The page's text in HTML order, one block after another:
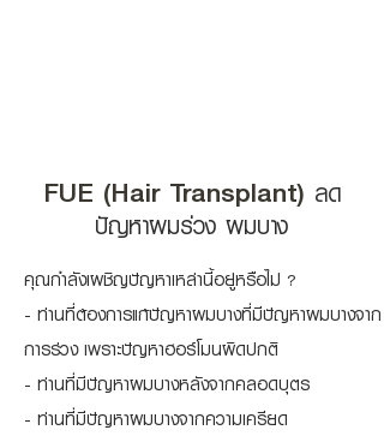
FUE (Hair Transplant) ลด
ปัญหาผมร่วง ผมบาง
คุณกำลังเผชิญปัญหาเหล่านี้อยู่หรือไม่ ?
- ท่านที่ต้องการแก้ปัญหาผมบางที่มีปัญหาผมบางจาก
การร่วง เพราะปัญหาฮอร์โมนผิดปกติ
- ท่านที่มีปัญหาผมบางหลังจากคลอดบุตร
- ท่านที่มีปัญหาผมบางจากความเครียด